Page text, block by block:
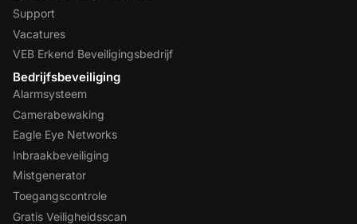
Support
Vacatures
VEB Erkend Beveiligingsbedrijf
Bedrijfsbeveiliging
Alarmsysteem
Camerabewaking
Eagle Eye Networks
Inbraakbeveiliging
Mistgenerator
Toegangscontrole
Gratis Veiligheidsscan